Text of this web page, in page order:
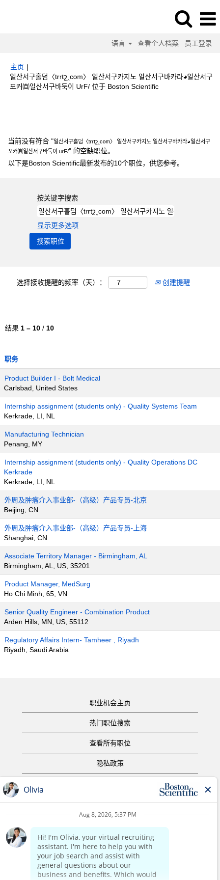
语言 查看个人档案 员工登录
主页 |
일산서구홀덤〈trrtշ‸com〉 일산서구카지노 일산서구바카라◕일산서구
포커㉂일산서구바둑이 UrF/ 位于 Boston Scientific（当
当前没有符合 "일산서구홀덤〈trrtշ‸com〉 일산서구카지노 일산서구바카라◕일산서구
포커㉂일산서구바둑이 urF/" 的空缺职位。
以下是Boston Scientific最新发布的10个职位，供您参考。
按关键字搜索
显示更多选项
选择接收提醒的频率（天）： 创建提醒
结果 1 – 10 / 10
职务
Product Builder I - Bolt Medical
Carlsbad, United States
Internship assignment (students only) - Quality Systems Team
Kerkrade, LI, NL
Manufacturing Technician
Penang, MY
Internship assignment (students only) - Quality Operations DC
Kerkrade
Kerkrade, LI, NL
外周及肿瘤介入事业部-（高级）产品专员-北京
Beijing, CN
外周及肿瘤介入事业部-（高级）产品专员-上海
Shanghai, CN
Associate Territory Manager - Birmingham, AL
Birmingham, AL, US, 35201
Product Manager, MedSurg
Ho Chi Minh, 65, VN
Senior Quality Engineer - Combination Product
Arden Hills, MN, US, 55112
Regulatory Affairs Intern- Tamheer , Riyadh
Riyadh, Saudi Arabia
职业机会主页
热门职位搜索
查看所有职位
隐私政策
版权声明
公司主页